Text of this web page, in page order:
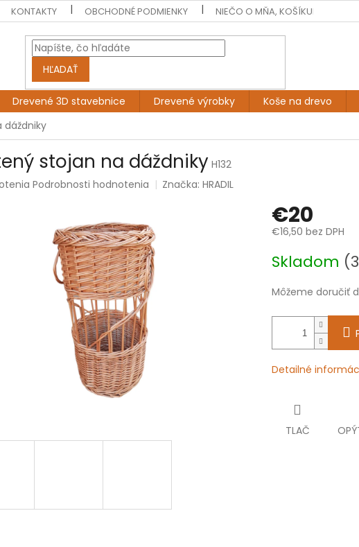
KONTAKTY OBCHODNÉ PODMIENKY NIEČO O MŇA, KOŠÍKURINA
HĽADAŤ
Drevené 3D stavebnice Drevené výrobky Koše na drevo
dáždniky
stojan na dáždniky H132
Podrobnosti hodnotenia Značka:HRADIL
€20
€16,50 bez DPH
cena:
Skladom
Môžeme doručiť
Detailné
TLAČ